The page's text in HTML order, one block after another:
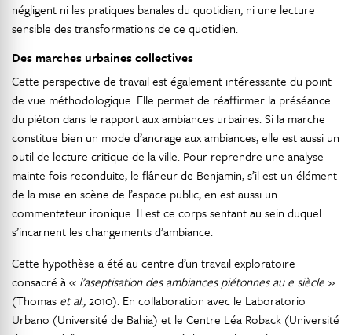
négligent ni les pratiques banales du quotidien, ni une lecture
sensible des transformations de ce quotidien.
Des marches urbaines collectives
Cette perspective de travail est également intéressante du point
de vue méthodologique. Elle permet de réaffirmer la préséance
du piéton dans le rapport aux ambiances urbaines. Si la marche
constitue bien un mode d’ancrage aux ambiances, elle est aussi un
outil de lecture critique de la ville. Pour reprendre une analyse
mainte fois reconduite, le flâneur de Benjamin, s’il est un élément
de la mise en scène de l’espace public, en est aussi un
commentateur ironique. Il est ce corps sentant au sein duquel
s’incarnent les changements d’ambiance.
Cette hypothèse a été au centre d’un travail exploratoire
consacré à « l’aseptisation des ambiances piétonnes au e siècle»
(Thomas et al.,2010). En collaboration avec le Laboratorio
Urbano (Université de Bahia) et le Centre Léa Roback (Université